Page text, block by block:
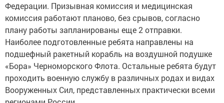
Федерации. Призывная комиссия и медицинская
комиссия работают планово, без срывов, согласно
плану работы запланированы еще 2 отправки.
Наиболее подготовленные ребята направлены на
подшефный ракетный корабль на воздушной подушке
«Бора» Черноморского Флота. Остальные ребята будут
проходить военную службу в различных родах и видах
Вооруженных Сил, представленных практически всеми